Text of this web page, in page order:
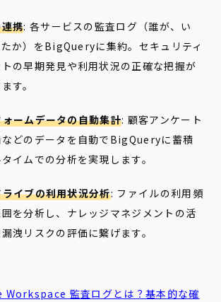
携: 各サービスの監査ログ（誰が、い
か）をBigQueryに集約。セキュリティ
の早期発見や利用状況の正確な把握が
す。
ームデータの自動集計: 顧客アンケート
などのデータを自動でBigQueryに蓄積
イムでの分析を実現します。
イブの利用状況分析: ファイルの利用頻
を分析し、ナレッジマネジメントの活
洩リスクの評価に繋げます。
Workspace 監査ログとは？基本的な確